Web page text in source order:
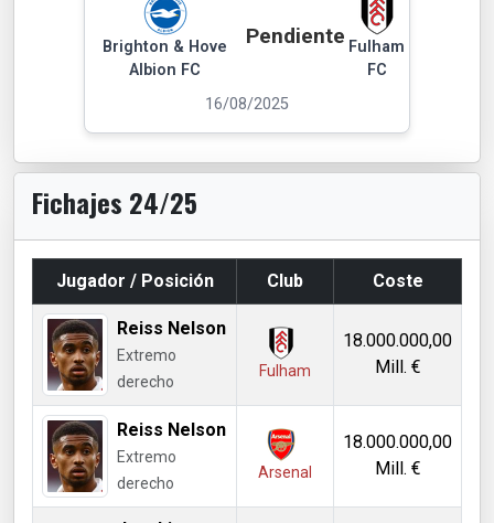
Brighton & Hove
Albion FC
Pendiente Fulham
FC
16/08/2025
Fichajes 24/25
Jugador / Posición Club Coste
Reiss Nelson
Extremo
derecho
Fulham
18.000.000,00
Mill. €
Reiss Nelson
Extremo
derecho
Arsenal
18.000.000,00
Mill. €